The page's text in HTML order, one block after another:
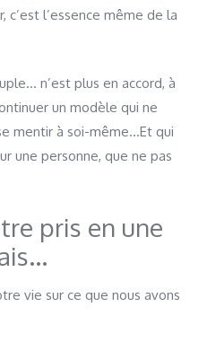
l’essence même de la
n’est plus en accord, à
un modèle qui ne
mentir à soi-même…Et qui
une personne, que ne pas
pris en une
vie sur ce que nous avons